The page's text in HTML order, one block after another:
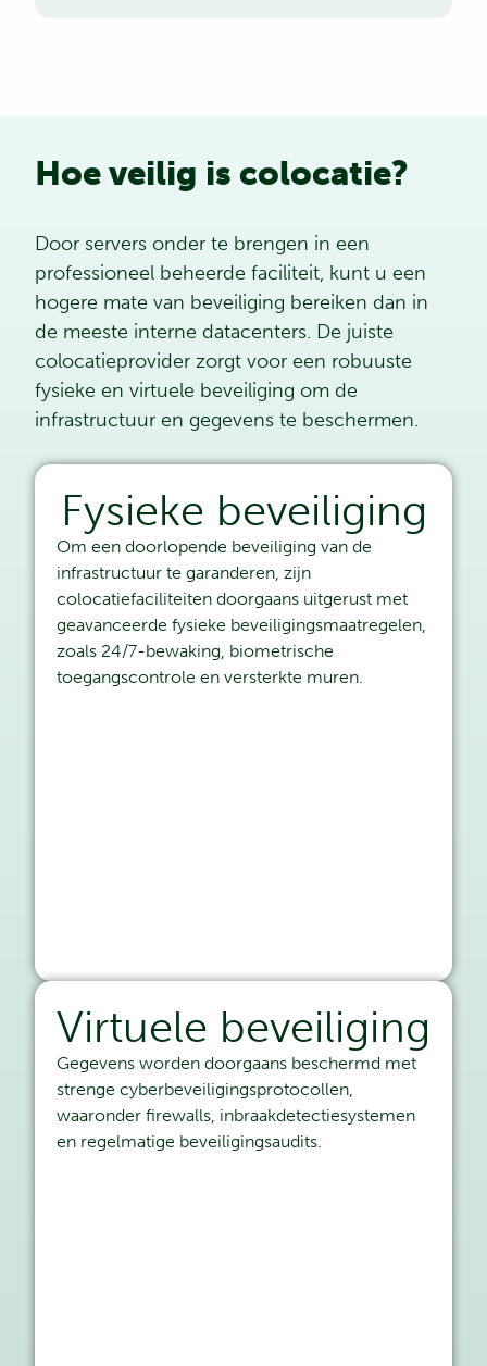
Hoe veilig is colocatie?
Door servers onder te brengen in een
professioneel beheerde faciliteit, kunt u een
hogere mate van beveiliging bereiken dan in
de meeste interne datacenters. De juiste
colocatieprovider zorgt voor een robuuste
fysieke en virtuele beveiliging om de
infrastructuur en gegevens te beschermen.
Fysieke beveiliging
Om een doorlopende beveiliging van de
infrastructuur te garanderen, zijn
colocatiefaciliteiten doorgaans uitgerust met
geavanceerde fysieke beveiligingsmaatregelen,
zoals 24/7-bewaking, biometrische
toegangscontrole en versterkte muren.
Virtuele beveiliging
Gegevens worden doorgaans beschermd met
strenge cyberbeveiligingsprotocollen,
waaronder firewalls, inbraakdetectiesystemen
en regelmatige beveiligingsaudits.